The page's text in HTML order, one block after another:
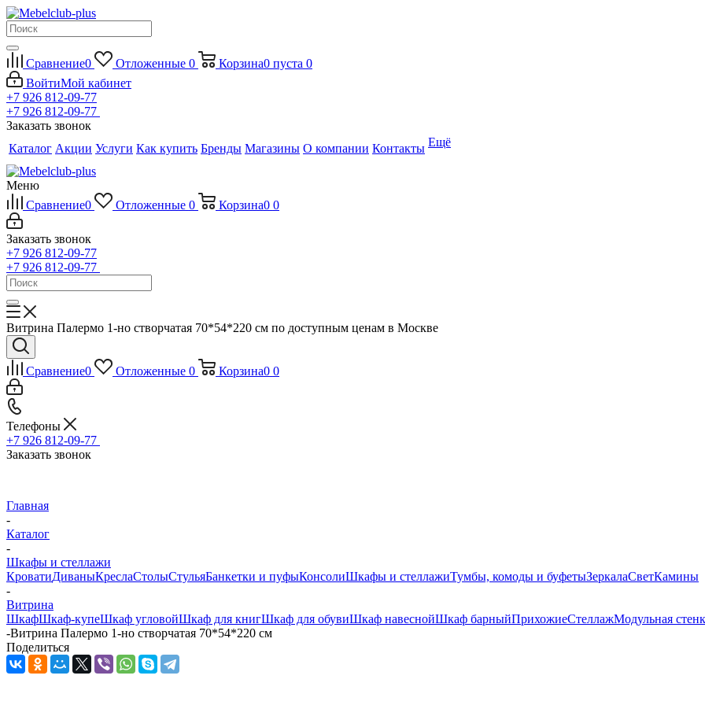
Сравнение0 Отложенные 0 Корзина0 пуста 0
ВойтиМой кабинет
+7 926 812-09-77
+7 926 812-09-77
Заказать звонок
Каталог Акции Услуги Как купить Бренды Магазины О компании Контакты Ещё
Меню
Сравнение0 Отложенные 0 Корзина0 0
Заказать звонок
+7 926 812-09-77
+7 926 812-09-77
Витрина Палермо 1-но створчатая 70*54*220 см по доступным ценам в Москве
Сравнение0 Отложенные 0 Корзина0 0
Телефоны
+7 926 812-09-77
Заказать звонок
Главная
-
Каталог
-
Шкафы и стеллажи
КроватиДиваныКреслаСтолыСтульяБанкетки и пуфыКонсолиШкафы и стеллажиТумбы, комоды и буфетыЗеркалаСветКамины
-
Витрина
ШкафШкаф-купеШкаф угловойШкаф для книгШкаф для обувиШкаф навеснойШкаф барныйПрихожиеСтеллажМодульная
-Витрина Палермо 1-но створчатая 70*54*220 см
Поделиться